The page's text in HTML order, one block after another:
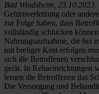
Bad Windsheim, 23.10.2023:
Gehirnverletzung oder
zur Folge haben, dass
vollständig schlucken
Nahrungsaufnahme, die bei
mit breiiger Kost erfolgen
sich die Betroffenen
gerät. In
lernen die Betroffenen das
Die Versorgung und